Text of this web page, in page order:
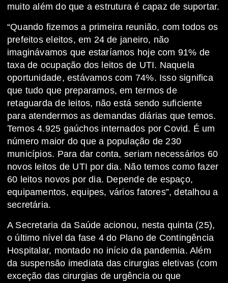
muito além do que a estrutura é capaz de suportar.
“Quando fizemos a primeira reunião, com todos os
prefeitos eleitos, em 24 de janeiro, não
imaginávamos que estaríamos hoje com 91% de
taxa de ocupação dos leitos de UTI. Naquela
oportunidade, estávamos com 74%. Isso significa
que tudo que preparamos, em termos de
retaguarda de leitos, não está sendo suficiente
para atendermos as demandas diárias que temos.
Temos 4.925 gaúchos internados por Covid. É um
número maior do que a população de 230
municípios. Para dar conta, seriam necessários 60
novos leitos de UTI por dia. Não temos como fazer
60 leitos novos por dia. Depende de espaço,
equipamentos, equipes, vários fatores”, detalhou a
secretária.
A Secretaria da Saúde acionou, nesta quinta (25),
o último nível da fase 4 do Plano de Contingência
Hospitalar, montado no início da pandemia. Além
da suspensão imediata das cirurgias eletivas (com
exceção das cirurgias de urgência ou que